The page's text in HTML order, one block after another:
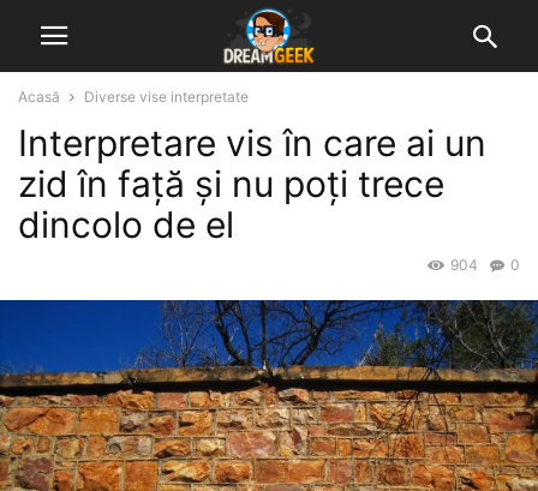
Acasă Diverse vise interpretate
Interpretare vis în care ai un
zid în față și nu poți trece
dincolo de el
0
904